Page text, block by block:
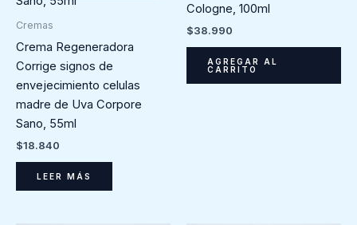
Cremas
Crema Regeneradora
Corrige signos de
envejecimiento celulas
madre de Uva Corpore
Sano, 55ml
$18.840
LEER MÁS
Cologne, 100ml
$38.990
AGREGAR AL
CARRITO